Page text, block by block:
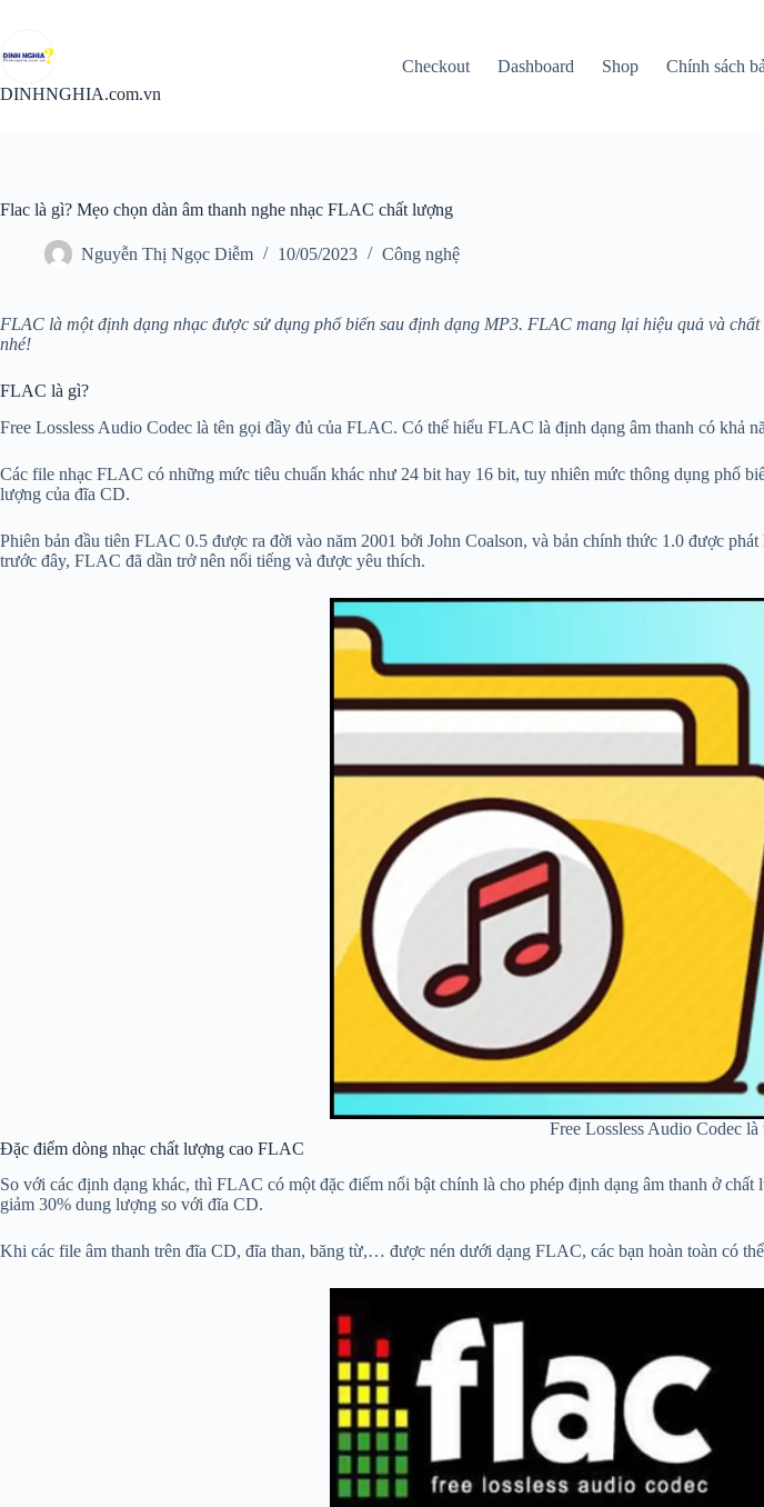
phần
nội
dung
DINHNGHIA.com.vn
Checkout Dashboard Shop Chính sách
Flac là gì? Mẹo chọn dàn âm thanh nghe nhạc FLAC chất lượng
Nguyễn Thị Ngọc Diễm 10/05/2023 Công nghệ
FLAC là một định dạng nhạc được sử dụng phổ biến sau định dạng MP3. FLAC mang lại hiệu quả và
nhé!
FLAC là gì?
Free Lossless Audio Codec là tên gọi đầy đủ của FLAC. Có thể hiểu FLAC là định dạng âm thanh có khả
Các file nhạc FLAC có những mức tiêu chuẩn khác như 24 bit hay 16 bit, tuy nhiên mức thông dụng phổ
lượng của đĩa CD.
Phiên bản đầu tiên FLAC 0.5 được ra đời vào năm 2001 bởi John Coalson, và bản chính thức 1.0 được
trước đây, FLAC đã dần trở nên nổi tiếng và được yêu thích.
Free Lossless Audio Codec
Đặc điểm dòng nhạc chất lượng cao FLAC
So với các định dạng khác, thì FLAC có một đặc điểm nổi bật chính là cho phép định dạng âm thanh ở
giảm 30% dung lượng so với đĩa CD.
Khi các file âm thanh trên đĩa CD, đĩa than, băng từ,… được nén dưới dạng FLAC, các bạn hoàn toàn có